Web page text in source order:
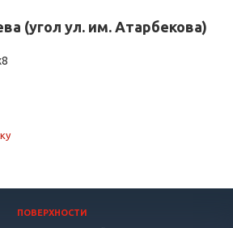
(угол ул. им. Атарбекова)
ПОВЕРХНОСТИ